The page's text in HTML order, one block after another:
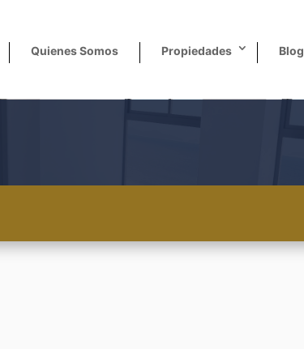
Quienes Somos Propiedades Blog